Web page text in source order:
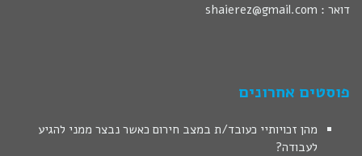
דואר : shaierez@gmail.com
פוסטים אחרונים
מהן זכויותיי כעובד/ת במצב חירום כאשר נבצר ממני להגיע
לעבודה?